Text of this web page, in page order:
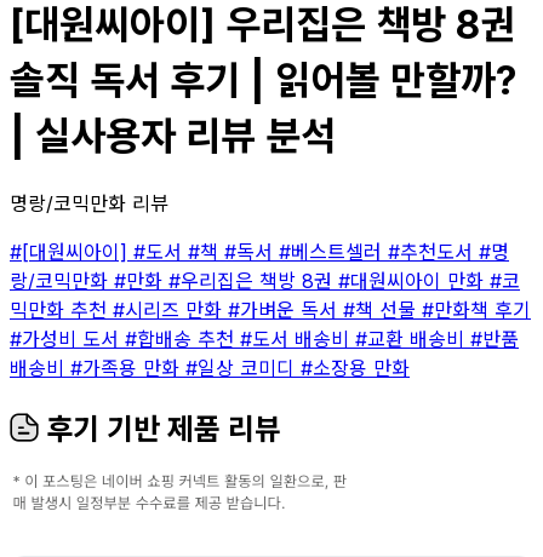
[대원씨아이] 우리집은 책방 8권
솔직 독서 후기 | 읽어볼 만할까?
| 실사용자 리뷰 분석
명랑/코믹만화 리뷰
#[대원씨아이] #도서 #책 #독서 #베스트셀러 #추천도서 #명
랑/코믹만화 #만화 #우리집은 책방 8권 #대원씨아이 만화 #코
믹만화 추천 #시리즈 만화 #가벼운 독서 #책 선물 #만화책 후기
#가성비 도서 #합배송 추천 #도서 배송비 #교환 배송비 #반품
배송비 #가족용 만화 #일상 코미디 #소장용 만화
후기 기반 제품 리뷰